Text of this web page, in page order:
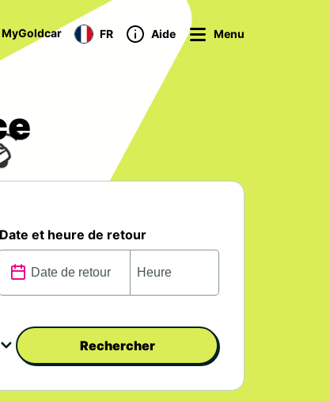
MyGoldcar FR Aide Menu
Date et heure de retour
Rechercher